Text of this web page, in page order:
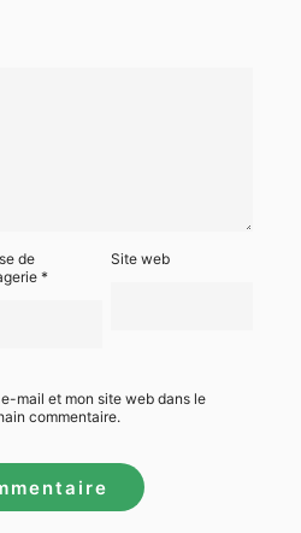
de
*
Site web
mail et mon site web dans le
commentaire.